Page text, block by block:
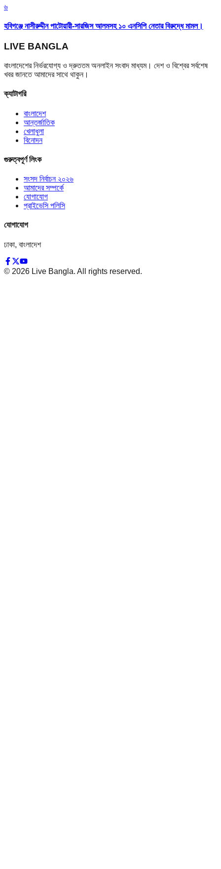
৬
হবিগঞ্জে নাসীরুদ্দীন পাটোয়ারী-সারজিস আলমসহ ১০ এনসিপি নেতার বিরুদ্ধে মামল।
LIVE BANGLA
বাংলাদেশের নির্ভরযোগ্য ও দ্রুততম অনলাইন সংবাদ মাধ্যম। দেশ ও বিশ্বের সর্বশেষ
খবর জানতে আমাদের সাথে থাকুন।
ক্যাটাগরি
বাংলাদেশ
আন্তর্জাতিক
খেলাধুলা
বিনোদন
গুরুত্বপূর্ণ লিংক
সংসদ নির্বাচন ২০২৬
আমাদের সম্পর্কে
যোগাযোগ
প্রাইভেসি পলিসি
যোগাযোগ
ঢাকা, বাংলাদেশ
© 2026 Live Bangla. All rights reserved.